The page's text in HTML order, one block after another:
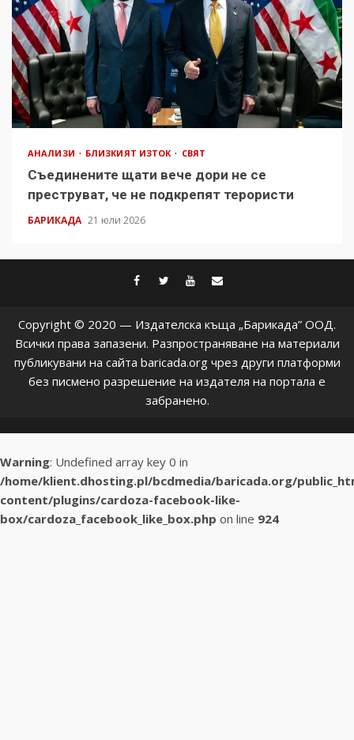
АНАЛИЗИ БЛИЗКИЯТ ИЗТОК СВЯТ
Съединените щати вече дори не се
преструват, че не подкрепят терористи
БАРИКАДА 21 юли 2026
facebook
twitter
youtube
Copyright © 2020 — Издателска къща „Барикада” ООД.
Всички права запазени. Разпространяване на материали
публикувани на сайта baricada.org чрез други платформи
без писмено разрешение на издателя на портала е
забранено.
Warning: Undefined array key 0 in
/home/klient.dhosting.pl/bcdmedia/baricada.org/
content/plugins/cardoza-facebook-like-
box/cardoza_facebook_like_box.php on line 924